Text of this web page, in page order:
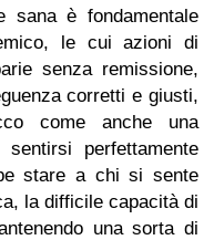
sana è fondamentale
le cui azioni di
senza remissione,
corretti e giusti,
come anche una
sentirsi perfettamente
stare a chi si sente
la difficile capacità di
una sorta di